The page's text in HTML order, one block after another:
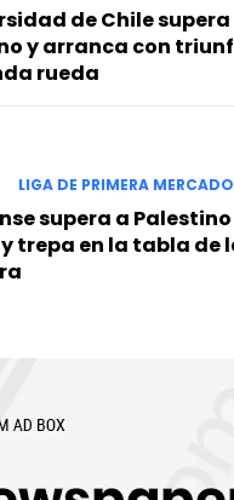
de Chile
y arranca con
rueda
LIGA DE PRIMERA
supera a
trepa en la tabla de